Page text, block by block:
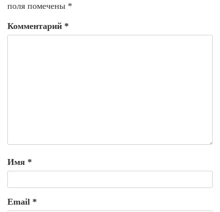
поля помечены *
Комментарий *
Имя *
Email *